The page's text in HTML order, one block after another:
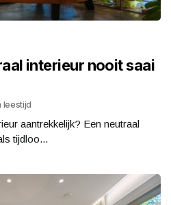
interieur nooit saai
leestijd
aantrekkelijk? Een neutraal
tijdloo...